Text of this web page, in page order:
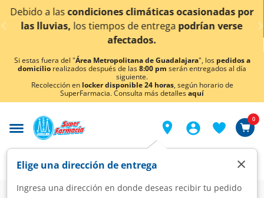
< div class="carousel-inner">
ocasionadas por
entregapodrían verse
¡Ahora también en
Si estas fuera del "Área Metropolitana de Guadalajara", los pedidos a
domicilio realizados después de las8:00 pm serán entregados al día
siguiente.
Recolección en locker disponible 24 horas, según horario de
SuperFarmacia. Consulta más detallesaquí
Elige una dirección de entrega
Ingresa una dirección en donde deseas recibir tu pedido
×
0
Farmacia Curaciones Venditas